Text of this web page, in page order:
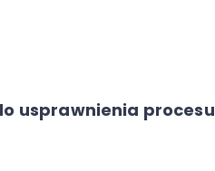
usprawnienia procesu